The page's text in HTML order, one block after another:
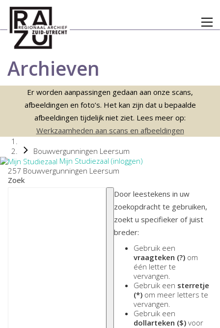
Archieven
Er worden aanpassingen gedaan aan onze scans,
afbeeldingen en foto’s. Het kan zijn dat u bepaalde
afbeeldingen tijdelijk niet ziet. Lees meer op:
Werkzaamheden aan scans en afbeeldingen
Bouwvergunningen Leersum
Mijn Studiezaal (inloggen)
257 Bouwvergunningen Leersum
Zoek
Door leestekens in uw
zoekopdracht te gebruiken,
zoekt u specifieker of juist
breder:
Gebruik een
vraagteken (?) om
één letter te
vervangen.
Gebruik een sterretje
(*) om meer letters te
vervangen.
Gebruik een
dollarteken ($) voor